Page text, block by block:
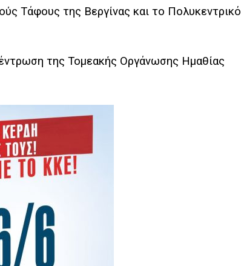
Τάφους της Βεργίνας και το Πολυκεντρικό
της Τομεακής Οργάνωσης Ημαθίας